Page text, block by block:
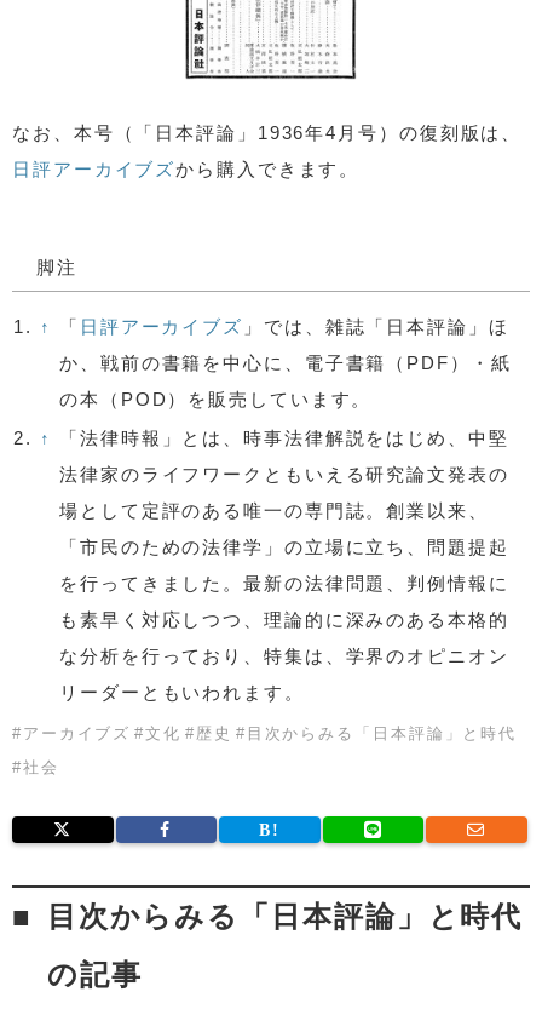
なお、本号（「日本評論」1936年4月号）の復刻版は、
日評アーカイブズから購入できます。
脚注
1. ↑ 「 日評アーカイブズ 」では、雑誌「日本評論」ほ
か、戦前の書籍を中心に、電子書籍（PDF）・紙
の本（POD）を販売しています。
2.
↑
「法律時報」とは、時事法律解説をはじめ、中堅
法律家のライフワークともいえる研究論文発表の
場として定評のある唯一の専門誌。創業以来、
「市民のための法律学」の立場に立ち、問題提起
を行ってきました。最新の法律問題、判例情報に
も素早く対応しつつ、理論的に深みのある本格的
な分析を行っており、特集は、学界のオピニオン
リーダーともいわれます。
# アーカイブズ #文化 # 歴史 # 目次からみる「日本評論」と時代
#社会
目次からみる「日本評論」と時代
の記事